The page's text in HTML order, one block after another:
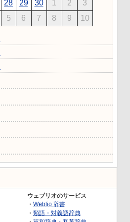
28 29 30 1 2
3
5 6 7 8 9 10
ウェブリオのサービス
・ Weblio 辞書
・ 類語・対義語辞典